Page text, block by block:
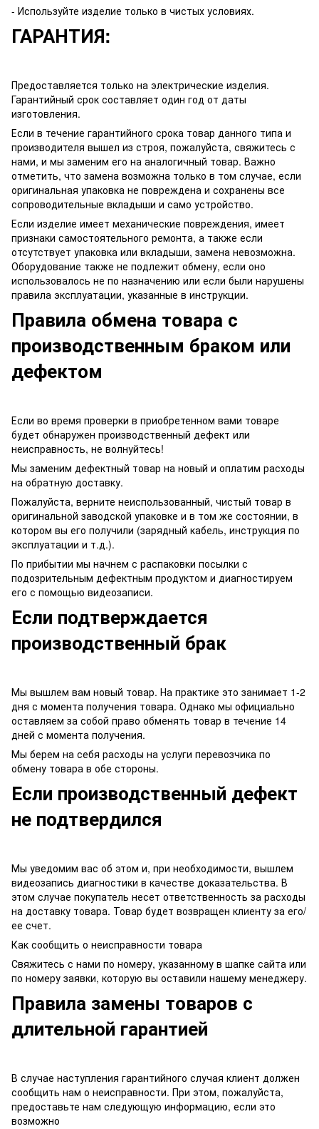
- Используйте изделие только в чистых условиях.
ГАРАНТИЯ:
Предоставляется только на электрические изделия.
Гарантийный срок составляет один год от даты
изготовления.
Если в течение гарантийного срока товар данного типа и
производителя вышел из строя, пожалуйста, свяжитесь с
нами, и мы заменим его на аналогичный товар. Важно
отметить, что замена возможна только в том случае, если
оригинальная упаковка не повреждена и сохранены все
сопроводительные вкладыши и само устройство.
Если изделие имеет механические повреждения, имеет
признаки самостоятельного ремонта, а также если
отсутствует упаковка или вкладыши, замена невозможна.
Оборудование также не подлежит обмену, если оно
использовалось не по назначению или если были нарушены
правила эксплуатации, указанные в инструкции.
Правила обмена товара с
производственным браком или
дефектом
Если во время проверки в приобретенном вами товаре
будет обнаружен производственный дефект или
неисправность, не волнуйтесь!
Мы заменим дефектный товар на новый и оплатим расходы
на обратную доставку.
Пожалуйста, верните неиспользованный, чистый товар в
оригинальной заводской упаковке и в том же состоянии, в
котором вы его получили (зарядный кабель, инструкция по
эксплуатации и т.д.).
По прибытии мы начнем с распаковки посылки с
подозрительным дефектным продуктом и диагностируем
его с помощью видеозаписи.
Если подтверждается
производственный брак
Мы вышлем вам новый товар. На практике это занимает 1-2
дня с момента получения товара. Однако мы официально
оставляем за собой право обменять товар в течение 14
дней с момента получения.
Мы берем на себя расходы на услуги перевозчика по
обмену товара в обе стороны.
Если производственный дефект
не подтвердился
Мы уведомим вас об этом и, при необходимости, вышлем
видеозапись диагностики в качестве доказательства. В
этом случае покупатель несет ответственность за расходы
на доставку товара. Товар будет возвращен клиенту за его/
ее счет.
Как сообщить о неисправности товара
Свяжитесь с нами по номеру, указанному в шапке сайта или
по номеру заявки, которую вы оставили нашему менеджеру.
Правила замены товаров с
длительной гарантией
В случае наступления гарантийного случая клиент должен
сообщить нам о неисправности. При этом, пожалуйста,
предоставьте нам следующую информацию, если это
возможно